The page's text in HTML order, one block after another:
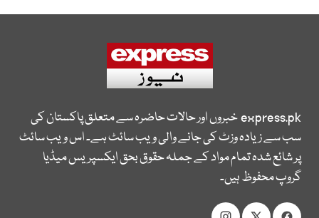
express.pkخبروں اور حالات حاضرہ سے متعلق پاکستان کی
سب سے زیادہ وزٹ کی جانے والی ویب سائٹ ہے۔ اس ویب سائٹ
پر شائع شدہ تمام مواد کے جملہ حقوق بحق ایکسپریس میڈیا
گروپ محفوظ ہیں۔